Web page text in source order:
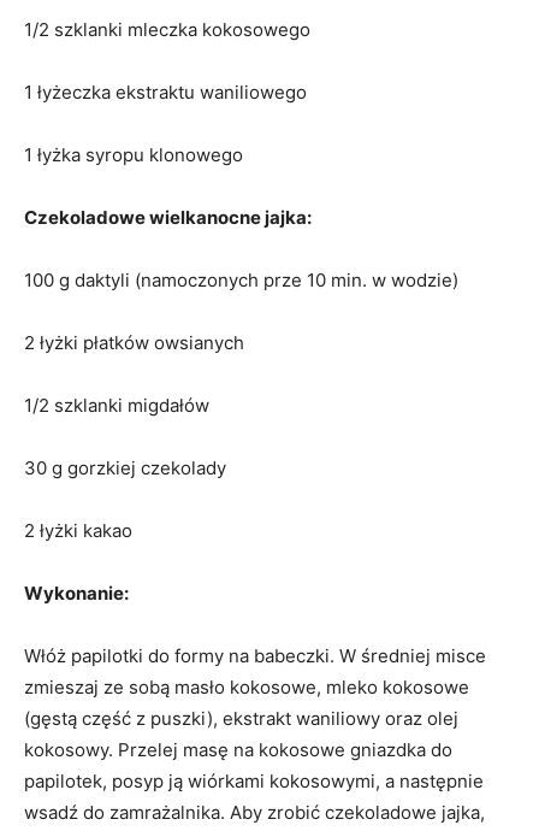
1/2 szklanki mleczka kokosowego
1 łyżeczka ekstraktu waniliowego
1 łyżka syropu klonowego
Czekoladowe wielkanocne jajka:
100 g daktyli (namoczonych prze 10 min. w wodzie)
2 łyżki płatków owsianych
1/2 szklanki migdałów
30 g gorzkiej czekolady
2 łyżki kakao
Wykonanie:
Włóż papilotki do formy na babeczki. W średniej misce
zmieszaj ze sobą masło kokosowe, mleko kokosowe
(gęstą część z puszki), ekstrakt waniliowy oraz olej
kokosowy. Przelej masę na kokosowe gniazdka do
papilotek, posyp ją wiórkami kokosowymi, a następnie
wsadź do zamrażalnika. Aby zrobić czekoladowe jajka,